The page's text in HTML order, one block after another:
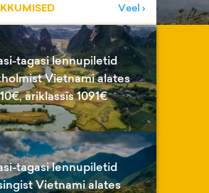
Veel ›
tagasi lennupiletid
Vietnami alates
äriklassis 1091€
tagasi lennupiletid
Vietnami alates